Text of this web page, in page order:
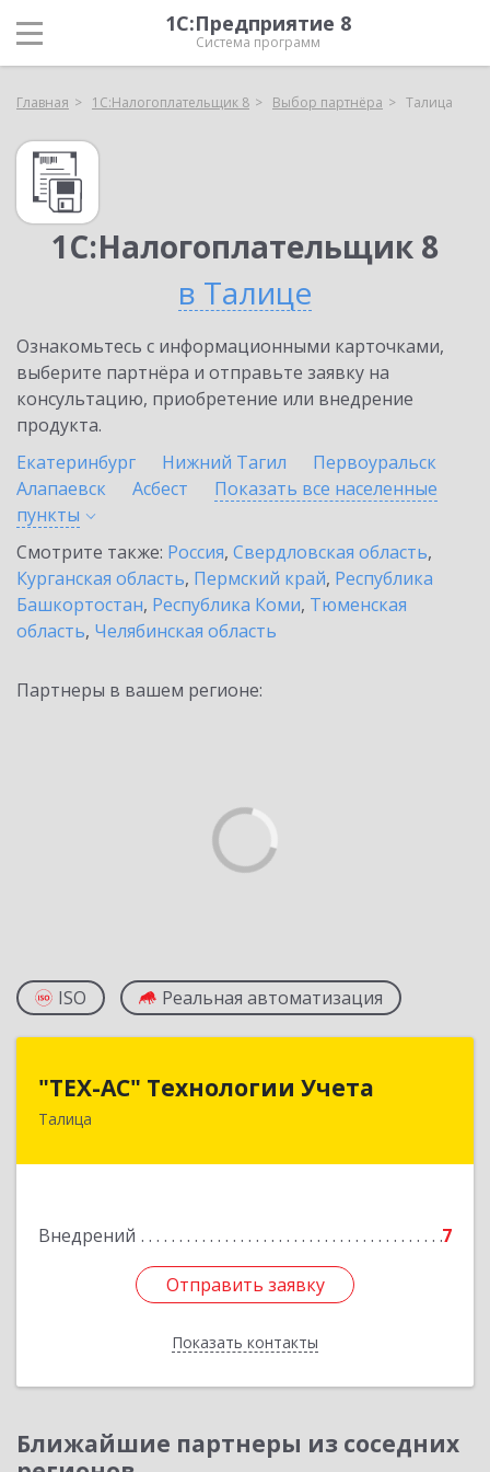
1С:Предприятие 8
Система программ
Главная 1С:Налогоплательщик 8 Выбор партнёра Талица
1С:Налогоплательщик 8
в Талице
Ознакомьтесь с информационными карточками,
выберите партнёра и отправьте заявку на
консультацию, приобретение или внедрение
продукта.
Екатеринбург
Нижний Тагил
Первоуральск
Алапаевск
Асбест
Показать все населенные
пункты
Смотрите также: Россия, Свердловская область,
Курганская область, Пермский край, Республика
Башкортостан, Республика Коми, Тюменская
область, Челябинская область
Партнеры в вашем регионе:
ISO Реальная автоматизация
"ТЕХ-АС" Технологии Учета
Талица
Внедрений 7
Отправить заявку
Показать контакты
Отправить заявку
Назад
Ближайшие партнеры из соседних